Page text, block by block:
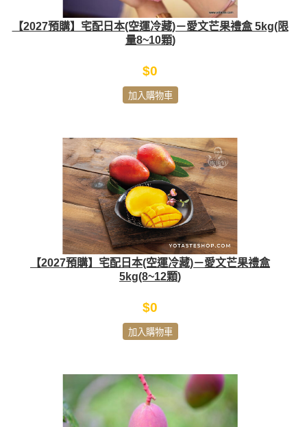
【2027預購】宅配日本(空運冷藏)－愛文芒果禮盒 5kg(限
量8~10顆)
$0
加入購物車
【2027預購】宅配日本(空運冷藏)－愛文芒果禮盒
5kg(8~12顆)
$0
加入購物車